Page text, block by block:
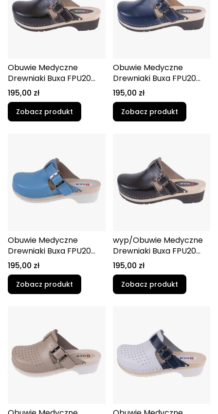
Obuwie Medyczne
Drewniaki Buxa FPU20
Czarny
Cena
195,00 zł
Zobacz produkt
Obuwie Medyczne
Drewniaki Buxa FPU20
Granatowy
Cena
195,00 zł
Zobacz produkt
Obuwie Medyczne
Drewniaki Buxa FPU20
Niebieski
Cena
195,00 zł
Zobacz produkt
wyp/Obuwie Medyczne
Drewniaki Buxa FPU20
Czarny (1)
Cena
195,00 zł
Zobacz produkt